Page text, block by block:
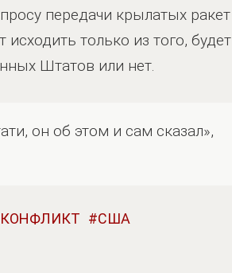
передачи крылатых ракет
только из того, будет
Штатов или нет.
он об этом и сам сказал»,
КОНФЛИКТ США